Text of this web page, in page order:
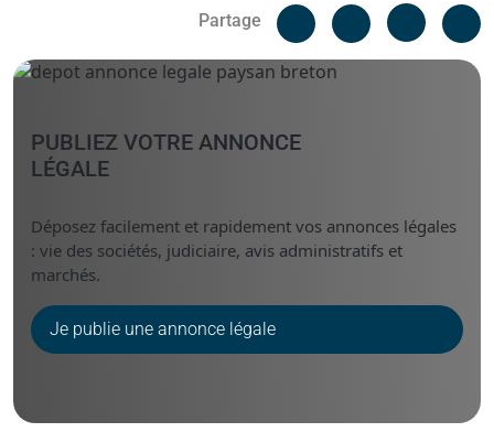
Partage
Facebook
Linked
PUBLIEZ VOTRE ANNONCE
LÉGALE
Déposez facilement et rapidement vos annonces légales
: vie des sociétés, judiciaire, avis administratifs et
marchés.
Je publie une annonce légale